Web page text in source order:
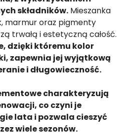
składników. Mieszanka
marmur oraz pigmenty
trwałą i estetyczną całość.
dzięki któremu kolor
zapewnia jej wyjątkową
i długowieczność.
charakteryzują
co czyni je
lata i pozwala cieszyć
wiele sezonów.